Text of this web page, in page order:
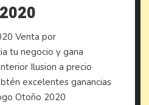
Venta por
tu negocio y gana
Ilusion a precio
excelentes ganancias
Otoño 2020